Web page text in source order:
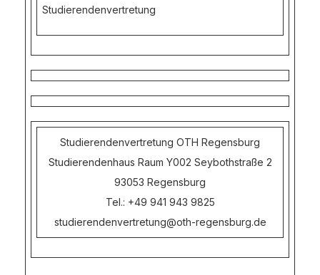
Studierendenvertretung
Studierendenvertretung OTH Regensburg
Studierendenhaus Raum Y002 Seybothstraße 2
93053 Regensburg
Tel.: +49 941 943 9825
studierendenvertretung@oth-regensburg.de